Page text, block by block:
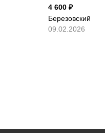
4 600
Березовский
09.02.2026